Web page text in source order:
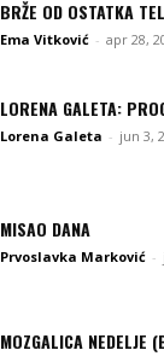
BRŽE OD OSTATKA
Ema Vitković - apr 28,
LORENA GALETA:
Lorena Galeta - jun 3,
MISAO DANA
Prvoslavka Marković -
MOZGALICA